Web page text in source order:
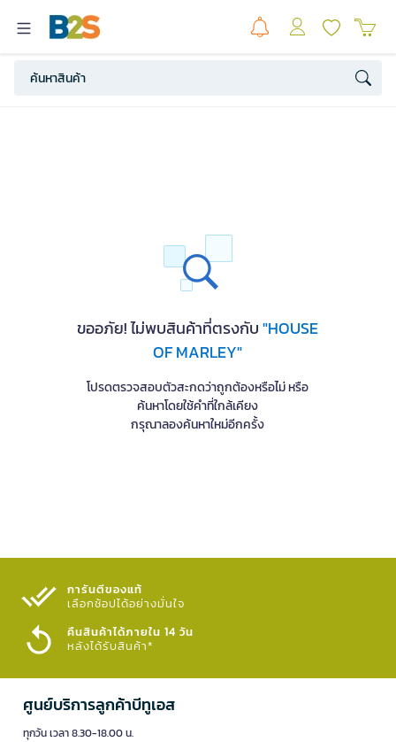
ขออภัย! ไม่พบสินค้าที่ตรงกับ"HOUSE
OF MARLEY"
โปรดตรวจสอบตัวสะกดว่าถูกต้องหรือไม่ หรือ
ค้นหาโดยใช้คำที่ใกล้เคียง
กรุณาลองค้นหาใหม่อีกครั้ง
การันตีของแท้
เลือกช้อปได้อย่างมั่นใจ​
คืนสินค้าได้ภายใน 14 วัน
หลังได้รับสินค้า*
ศูนย์บริการลูกค้าบีทูเอส
ทุกวัน เวลา 8.30-18.00 น.